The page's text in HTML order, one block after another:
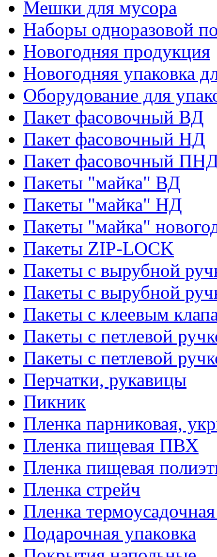
Мешки для мусора
Наборы одноразовой
Новогодняя продукция
Новогодняя упаковка
Оборудование для
Пакет фасовочный ВД
Пакет фасовочный НД
Пакет фасовочный
Пакеты "майка" ВД
Пакеты "майка" НД
Пакеты "майка"
Пакеты ZIP-LOCK
Пакеты с вырубной
Пакеты с вырубной
Пакеты с клеевым
Пакеты с петлевой
Пакеты с петлевой
Перчатки, рукавицы
Пикник
Пленка парниковая,
Пленка пищевая ПВХ
Пленка пищевая
Пленка стрейч
Пленка
Подарочная упаковка